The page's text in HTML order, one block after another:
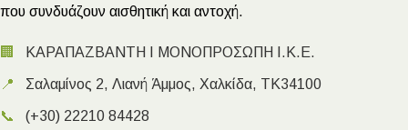
που συνδυάζουν αισθητική και αντοχή.
🏢 ΚΑΡΑΠΑΖΒΑΝΤΗ Ι ΜΟΝΟΠΡΟΣΩΠΗ Ι.Κ.Ε.
📍 Σαλαμίνος 2, Λιανή Άμμος, Χαλκίδα, ΤΚ34100
📞 (+30) 22210 84428